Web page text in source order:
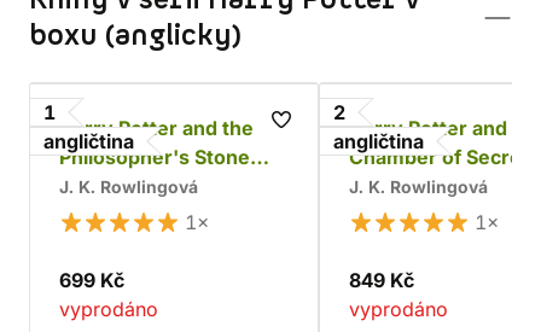
boxu (anglicky)
1
angličtina
Harry Potter and the
Philosopher's Stone
(box)
J. K. Rowlingová
1×
699 Kč
vyprodáno
2
angličtina
Harry Potter and
Chamber of Secrets
(box)
J. K. Rowlingová
1×
849 Kč
vyprodáno